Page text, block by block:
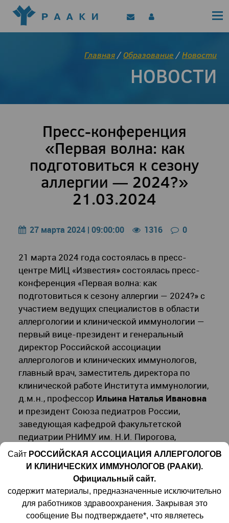
Клинические рекомендации
Позиционные документы
EAACI/РААКИ (статьи)
Цифровой канал
Главная/Образование /Новости
НОВОСТИ
Пресс-конференция
«Первая волна: как
подготовиться к сезону
аллергии — 2024?»
21.03.2024
27 марта 2024 | 09:00:00 1316 0
21 марта 2024 года состоялась в пресс-
центре МИЦ «Известия» состоялась пресс-
конференция «Первая волна: как
подготовиться к сезону аллергии — 2024?» с
участием ведущих специалистов в области
аллергологии и клинической иммунологии —
первый вице-президент и генеральный
директор Российской ассоциации
аллергологов и клинических иммунологов,
главный врач, заместитель директора по
клинической работе Института иммунологии,
д.м.н., профессор Ильина Наталья Ивановна
и президент Союза педиатров России,
заведующая кафедрой факультетской
педиатрии РНИМУ им. Н.И. Пирогова,
главный внештатный детский специалист по
профилактической медицине Минздрава РФ
Лейла Сеймуровна Намазова-
Баранова.
Сайт РОССИЙСКАЯ АССОЦИАЦИЯ АЛЛЕРГОЛОГОВ
И КЛИНИЧЕСКИХ ИММУНОЛОГОВ (РААКИ).
Официальный сайт.
содержит материалы, предназначенные исключительно
для работников здравоохранения. Закрывая это
сообщение Вы подтверждаете*, что являетесь